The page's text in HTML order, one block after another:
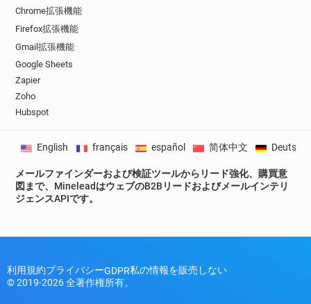
Chrome拡張機能
Firefox拡張機能
Gmail拡張機能
Google Sheets
Zapier
Zoho
Hubspot
メールファインダーおよび検証ツールからリード強化、購買意
図まで、MineleadはウェブのB2Bリードおよびメールインテリ
ジェンスAPIです。
English français español 简体中文 Deutsch
利用規約プライバシーGDPR私の情報を販売しない
© 2019-2026 全著作権所有。